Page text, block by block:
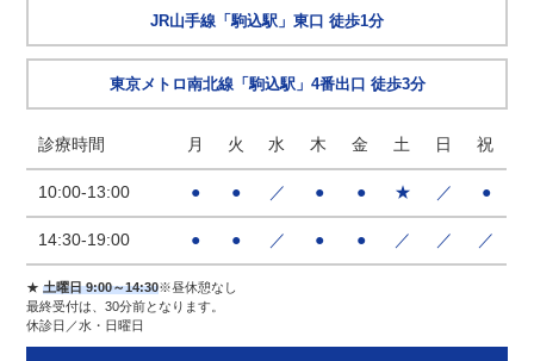
JR山手線「駒込駅」東口 徒歩1分
東京メトロ南北線「駒込駅」4番出口 徒歩3分
診療時間 月 火 水 木 金 土 日 祝
10:00-13:00 ● ● ／ ● ● ★ ／ ●
14:30-19:00 ● ● ／ ● ● ／ ／ ／
★土曜日 9:00～14:30※昼休憩なし
最終受付は、30分前となります。
休診日／水・日曜日